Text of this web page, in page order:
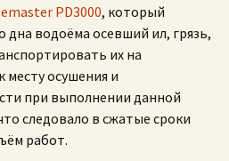
PD3000, который
дна водоёма осевший ил, грязь,
их на
месту осушения и
при выполнении данной
следовало в сжатые сроки
работ.